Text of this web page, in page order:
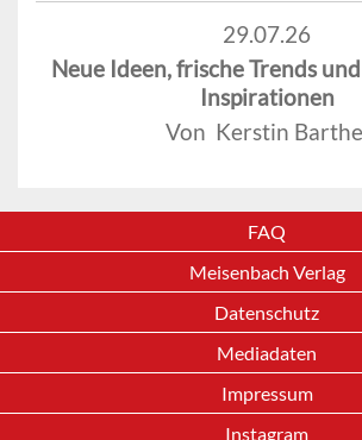
29.07.26
Neue Ideen, frische Trends
Inspirationen
Von Kerstin
FAQ
Meisenbach Verlag
Datenschutz
Mediadaten
Impressum
Instagram